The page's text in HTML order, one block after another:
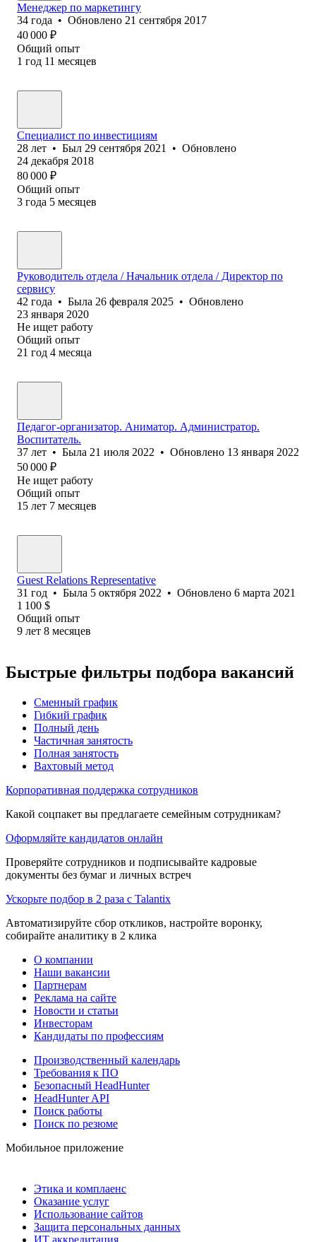
Менеджер по маркетингу
34 года • Обновлено 21 сентября 2017
40 000 ₽
Общий опыт
1 год 11 месяцев
Специалист по инвестициям
28 лет • Был 29 сентября 2021 • Обновлено
24 декабря 2018
80 000 ₽
Общий опыт
3 года 5 месяцев
Руководитель отдела / Начальник отдела / Директор по
сервису
42 года • Была 26 февраля 2025 • Обновлено
23 января 2020
Не ищет работу
Общий опыт
21 год 4 месяца
Педагог-организатор. Аниматор. Администратор.
Воспитатель.
37 лет • Была 21 июля 2022 • Обновлено 13 января 2022
50 000 ₽
Не ищет работу
Общий опыт
15 лет 7 месяцев
Guest Relations Representative
31 год • Была 5 октября 2022 • Обновлено 6 марта 2021
1 100 $
Общий опыт
9 лет 8 месяцев
Быстрые фильтры подбора вакансий
Сменный график
Гибкий график
Полный день
Частичная занятость
Полная занятость
Вахтовый метод
Корпоративная поддержка сотрудников
Какой соцпакет вы предлагаете семейным сотрудникам?
Оформляйте кандидатов онлайн
Проверяйте сотрудников и подписывайте кадровые
документы без бумаг и личных встреч
Ускорьте подбор в 2 раза с Talantix
Автоматизируйте сбор откликов, настройте воронку,
собирайте аналитику в 2 клика
О компании
Наши вакансии
Партнерам
Реклама на сайте
Новости и статьи
Инвесторам
Кандидаты по профессиям
Производственный календарь
Требования к ПО
Безопасный HeadHunter
HeadHunter API
Поиск работы
Поиск по резюме
Мобильное приложение
Этика и комплаенс
Оказание услуг
Использование сайтов
Защита персональных данных
ИТ аккредитация